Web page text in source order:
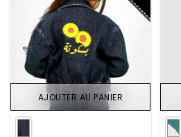
AJOUTER AU PANIER